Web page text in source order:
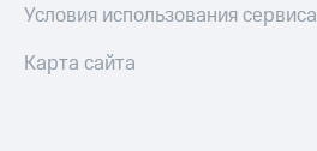
Условия использования сервиса
Карта сайта